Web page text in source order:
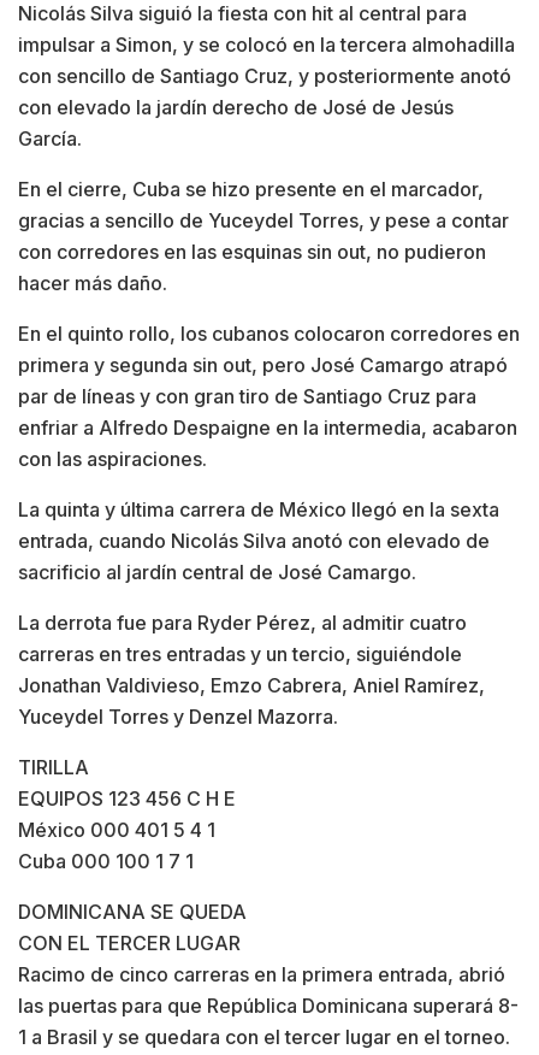
Nicolás Silva siguió la fiesta con hit al central para
impulsar a Simon, y se colocó en la tercera almohadilla
con sencillo de Santiago Cruz, y posteriormente anotó
con elevado la jardín derecho de José de Jesús
García.
En el cierre, Cuba se hizo presente en el marcador,
gracias a sencillo de Yuceydel Torres, y pese a contar
con corredores en las esquinas sin out, no pudieron
hacer más daño.
En el quinto rollo, los cubanos colocaron corredores en
primera y segunda sin out, pero José Camargo atrapó
par de líneas y con gran tiro de Santiago Cruz para
enfriar a Alfredo Despaigne en la intermedia, acabaron
con las aspiraciones.
La quinta y última carrera de México llegó en la sexta
entrada, cuando Nicolás Silva anotó con elevado de
sacrificio al jardín central de José Camargo.
La derrota fue para Ryder Pérez, al admitir cuatro
carreras en tres entradas y un tercio, siguiéndole
Jonathan Valdivieso, Emzo Cabrera, Aniel Ramírez,
Yuceydel Torres y Denzel Mazorra.
TIRILLA
EQUIPOS 123 456 C H E
México 000 401 5 4 1
Cuba 000 100 1 7 1
DOMINICANA SE QUEDA
CON EL TERCER LUGAR
Racimo de cinco carreras en la primera entrada, abrió
las puertas para que República Dominicana superará 8-
1 a Brasil y se quedara con el tercer lugar en el torneo.